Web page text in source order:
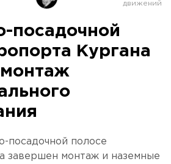
Оренбург
посадочной
Кургана
посадочной полосе
завершен монтаж и наземные